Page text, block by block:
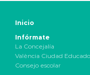
Inicio
Infórmate
La Concejalía
València Ciudad
Consejo escolar